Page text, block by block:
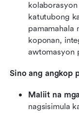
katutubong
pamamahala
koponan,
awtomasyon
Sino ang angkop
Maliit na
nagsisimula